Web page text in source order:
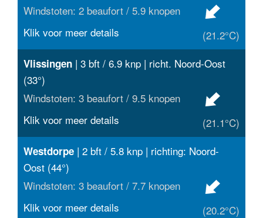
Windstoten: 2 beaufort / 5.9 knopen
(21.2°C)
Klik voor meer details
Vlissingen | 3 bft / 6.9 knp | richt. Noord-Oost
(33°)
Windstoten: 3 beaufort / 9.5 knopen
(21.1°C)
Klik voor meer details
Westdorpe | 2 bft / 5.8 knp | richting: Noord-
Oost (44°)
Windstoten: 3 beaufort / 7.7 knopen
(20.2°C)
Klik voor meer details